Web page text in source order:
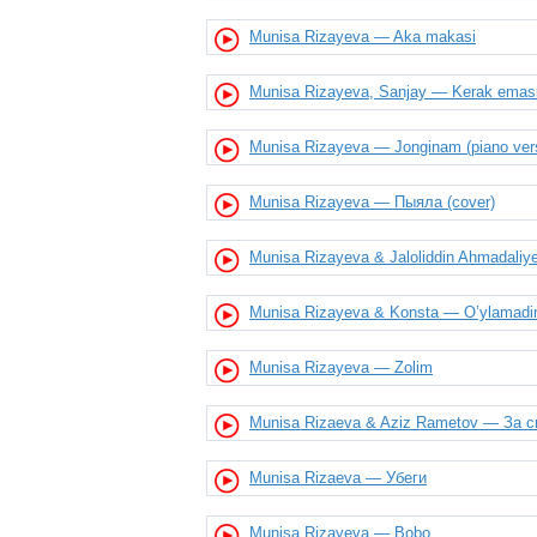
Munisa Rizayeva — Aka makasi
Munisa Rizayeva, Sanjay — Kerak
Munisa Rizayeva — Jonginam (piano
Munisa Rizayeva — Пыяла (cover)
Munisa Rizayeva & Jaloliddin
Munisa Rizayeva & Konsta —
Munisa Rizayeva — Zolim
Munisa Rizaeva & Aziz Rametov — За
Munisa Rizaeva — Убеги
Munisa Rizayeva — Bobo